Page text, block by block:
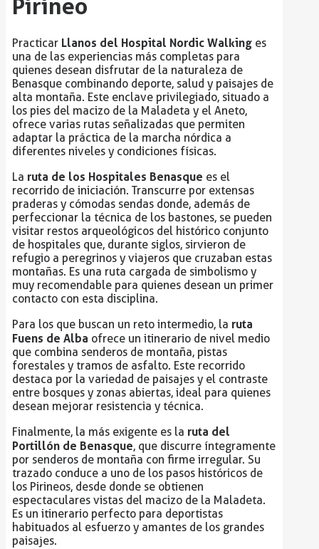
Pirineo
Practicar Llanos del Hospital Nordic Walkinges
una de las experiencias más completas para
quienes desean disfrutar de la naturaleza de
Benasque combinando deporte, salud y paisajes de
alta montaña. Este enclave privilegiado, situado a
los pies del macizo de la Maladeta y el Aneto,
ofrece varias rutas señalizadas que permiten
adaptar la práctica de la marcha nórdica a
diferentes niveles y condiciones físicas.
La ruta de los Hospitales Benasque es el
recorrido de iniciación. Transcurre por extensas
praderas y cómodas sendas donde, además de
perfeccionar la técnica de los bastones, se pueden
visitar restos arqueológicos del histórico conjunto
de hospitales que, durante siglos, sirvieron de
refugio a peregrinos y viajeros que cruzaban estas
montañas. Es una ruta cargada de simbolismo y
muy recomendable para quienes desean un primer
contacto con esta disciplina.
Para los que buscan un reto intermedio, la ruta
Fuens de Alba ofrece un itinerario de nivel medio
que combina senderos de montaña, pistas
forestales y tramos de asfalto. Este recorrido
destaca por la variedad de paisajes y el contraste
entre bosques y zonas abiertas, ideal para quienes
desean mejorar resistencia y técnica.
Finalmente, la más exigente es la ruta del
Portillón de Benasque, que discurre íntegramente
por senderos de montaña con firme irregular. Su
trazado conduce a uno de los pasos históricos de
los Pirineos, desde donde se obtienen
espectaculares vistas del macizo de la Maladeta.
Es un itinerario perfecto para deportistas
habituados al esfuerzo y amantes de los grandes
paisajes.